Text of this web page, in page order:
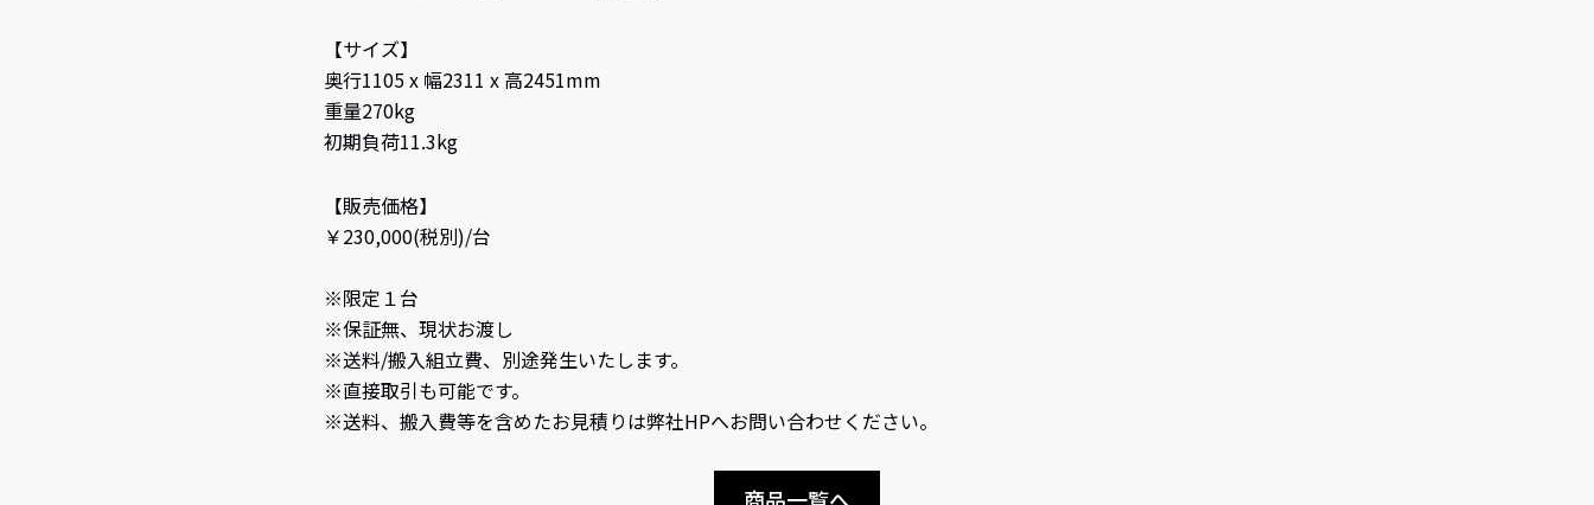
【サイズ】
奥行1105 x 幅2311 x 高2451mm
重量270kg
初期負荷11.3kg
【販売価格】
￥230,000(税別)/台
※限定１台
※保証無、現状お渡し
※送料/搬入組立費、別途発生いたします。
※直接取引も可能です。
※送料、搬入費等を含めたお見積りは弊社HPへお問い合わせください。